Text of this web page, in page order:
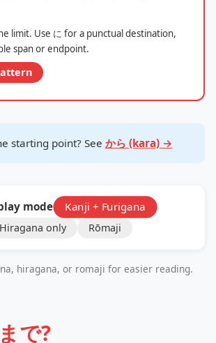
limit. Use に for a punctual destination,
span or endpoint.
starting point? See から (kara) →
mode: Kanji + Furigana
Hiragana only Rōmaji
hiragana, or romaji for easier reading.
で?